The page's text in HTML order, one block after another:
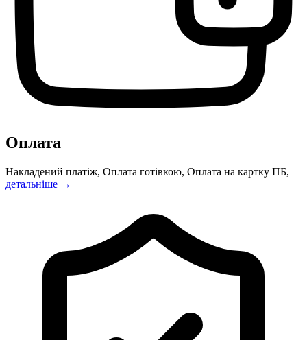
Оплата
Накладений платіж, Оплата готівкою, Оплата на картку ПБ,
детальніше →